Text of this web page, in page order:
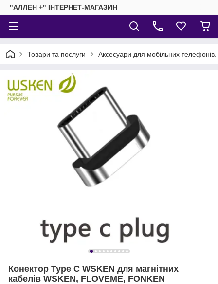
"АЛЛЕН +" ІНТЕРНЕТ-МАГАЗИН
Товари та послуги Аксесуари для мобільних
Конектор Type C WSKEN для магнітних
кабелів WSKEN, FLOVEME, FONKEN